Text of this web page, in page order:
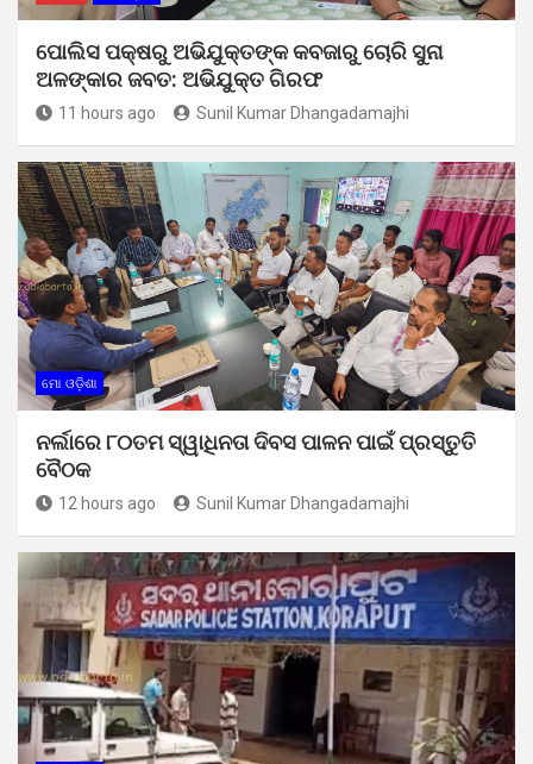
ପୋଲିସ ପକ୍ଷରୁ ଅଭିଯୁକ୍ତଙ୍କ କବଜାରୁ ଚୋରି ସୁନା
ଅଳଙ୍କାର ଜବତ: ଅଭିଯୁକ୍ତ ଗିରଫ
11 hours ago Sunil Kumar Dhangadamajhi
ମୋ ଓଡ଼ିଶା
ନର୍ଲାରେ ୮୦ତମ ସ୍ୱାଧିନତା ଦିବସ ପାଳନ ପାଇଁ ପ୍ରସ୍ତୁତି
ବୈଠକ
12 hours ago Sunil Kumar Dhangadamajhi